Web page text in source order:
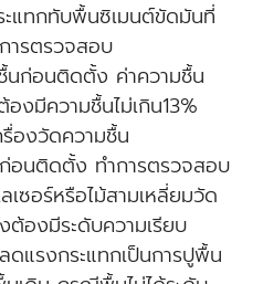
แทกทับพื้นซิเมนต์ขัดมันที่
ารตรวจสอบ
นก่อนติดตั้ง ค่าความชื้น
มีความชื้นไม่เกิน13%
องวัดความชื้น
อนติดตั้ง ทำการตรวจสอบ
เซอร์หรือไม้สามเหลี่ยมวัด
องมีระดับความเรียบ
แรงกระแทกเป็นการปูพื้น